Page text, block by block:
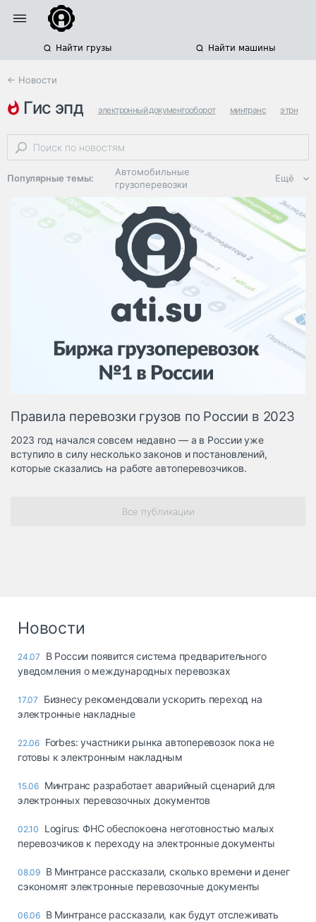
Найти грузы Найти машины
← Новости
гис эпд электронный документооборот минтранс этрн
Популярные темы:
Автомобильные
грузоперевозки
Региональная
логистика
ЭДО, ИТ в
логистике
Дороги,
инфраструктура
Логистика, грузы
Негабаритные и
опасные грузы
Безопасность и
Таможня и ВЭД
Склады и
грузовые
терминалы
Ещё
Правила перевозки грузов по России в 2023
2023 год начался совсем недавно — а в России уже
вступило в силу несколько законов и постановлений,
которые сказались на работе автоперевозчиков.
Все публикации
Новости
24.07
В России появится система предварительного
уведомления о международных перевозках
17.07
Бизнесу рекомендовали ускорить переход на
электронные накладные
22.06 Forbes: участники рынка автоперевозок пока не
готовы к электронным накладным
15.06 Минтранс разработает аварийный сценарий для
электронных перевозочных документов
02.10
Logirus: ФНС обеспокоена неготовностью малых
перевозчиков к переходу на электронные документы
08.09 В Минтрансе рассказали, сколько времени и денег
сэкономят электронные перевозочные документы
06.06 В Минтрансе рассказали, как будут отслеживать